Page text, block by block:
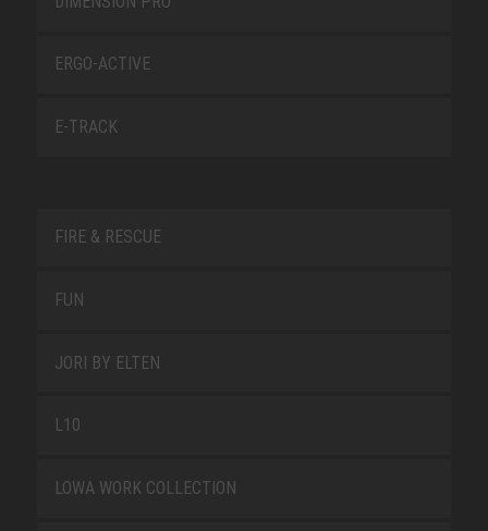
ERGO-ACTIVE
E-TRACK
FIRE & RESCUE
FUN
JORI BY ELTEN
L10
LOWA WORK COLLECTION